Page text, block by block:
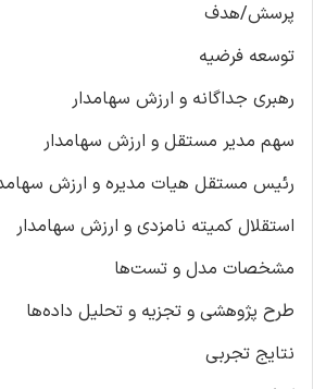
پرسش/هدف
توسعه‌ فرضیه
رهبری جداگانه و ارزش سهامدار
سهم مدیر مستقل و ارزش سهامدار
رئیس مستقل هیات مدیره و ارزش
استقلال کمیته‌ نامزدی و ارزش سهامدار
مشخصات مدل و تست‌ها
طرح پژوهشی و تجزیه و تحلیل داده‌ها
نتایج تجربی